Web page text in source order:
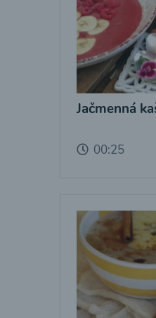
Jačmenná
00:25